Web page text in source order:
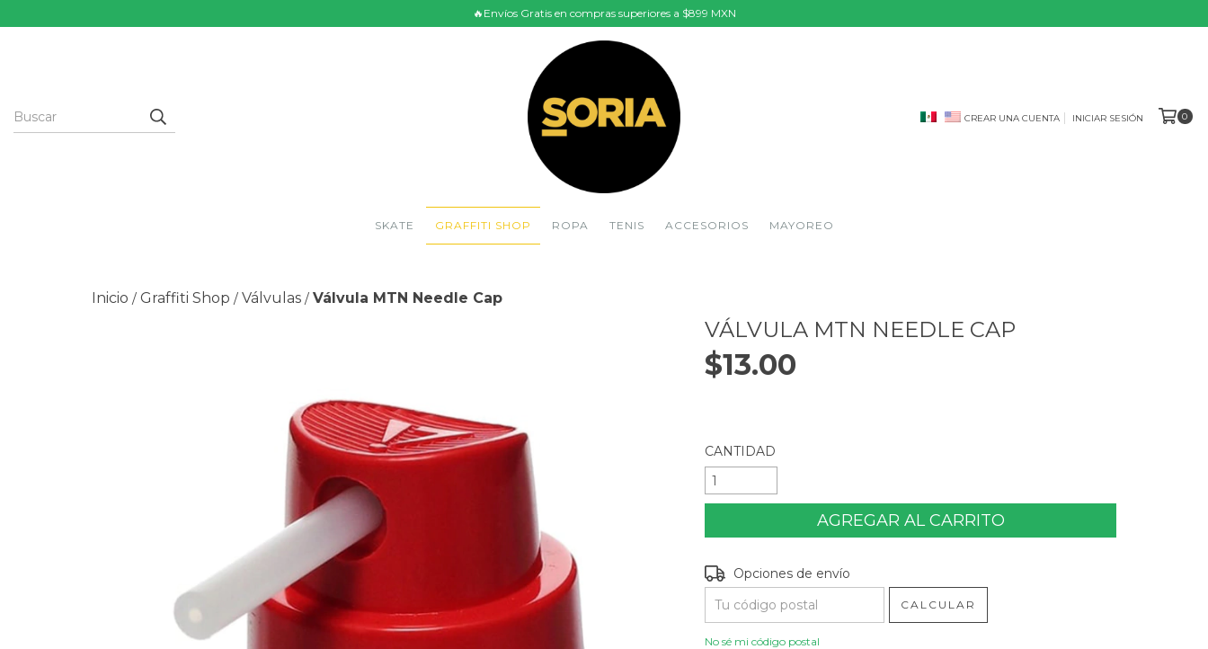
🔥Envíos Gratis en compras superiores a $899 MXN
CREAR UNA CUENTA INICIAR SESIÓN 0
SKATE GRAFFITI SHOP ROPA TENIS ACCESORIOS MAYOREO
Inicio / Graffiti Shop / Válvulas / Válvula MTN Needle Cap
VÁLVULA MTN NEEDLE CAP
$13.00
CANTIDAD
Entregas para el CP:
Opciones de envío
CALCULAR
No sé mi código postal